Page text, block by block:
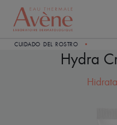
CUIDADO DEL ROSTRO
Hydra